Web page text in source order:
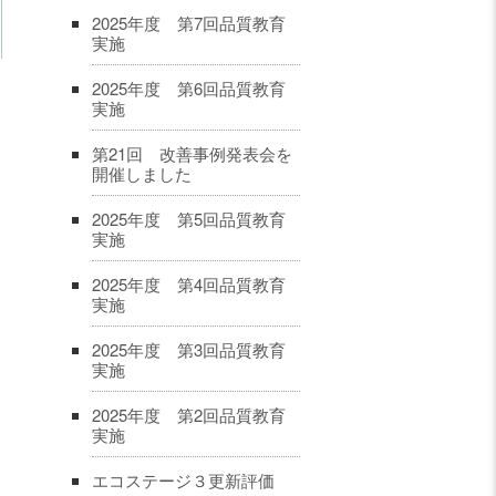
2025年度 第7回品質教育
実施
2025年度 第6回品質教育
実施
第21回 改善事例発表会を
開催しました
2025年度 第5回品質教育
実施
2025年度 第4回品質教育
実施
2025年度 第3回品質教育
実施
2025年度 第2回品質教育
実施
エコステージ３更新評価